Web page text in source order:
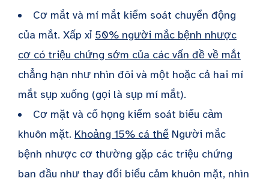
Cơ mắt và mí mắt kiểm soát chuyển động
của mắt. Xấp xỉ 50% người mắc bệnh nhược
cơ có triệu chứng sớm của các vấn đề về mắt
chẳng hạn như nhìn đôi và một hoặc cả hai mí
mắt sụp xuống (gọi là sụp mí mắt).
Cơ mặt và cổ họng kiểm soát biểu cảm
khuôn mặt. Khoảng 15% cá thể Người mắc
bệnh nhược cơ thường gặp các triệu chứng
ban đầu như thay đổi biểu cảm khuôn mặt, nhìn